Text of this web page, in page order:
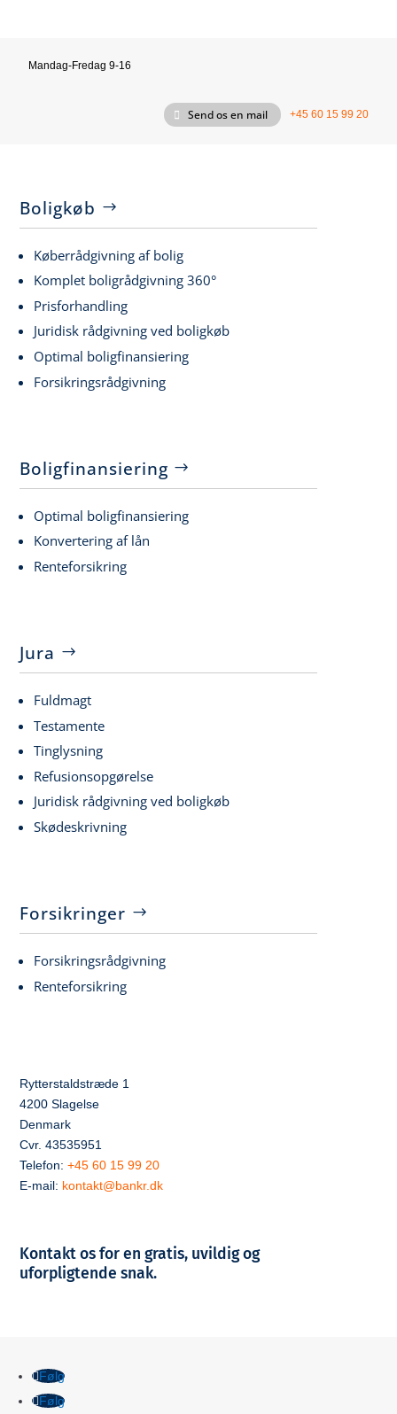
Mandag-Fredag 9-16
Send os en mail +45 60 15 99 20
Boligkøb
Køberrådgivning af bolig
Komplet boligrådgivning 360°
Prisforhandling
Juridisk rådgivning ved boligkøb
Optimal boligfinansiering
Forsikringsrådgivning
Boligfinansiering
Optimal boligfinansiering
Konvertering af lån
Renteforsikring
Jura
Fuldmagt
Testamente
Tinglysning
Refusionsopgørelse
Juridisk rådgivning ved boligkøb
Skødeskrivning
Forsikringer
Forsikringsrådgivning
Renteforsikring
Rytterstaldstræde 1
4200 Slagelse
Denmark
Cvr. 43535951
Telefon:+45 60 15 99 20
E-mail: kontakt@bankr.dk
Kontakt os for en gratis, uvildig og
uforpligtende snak.
Følg
Følg